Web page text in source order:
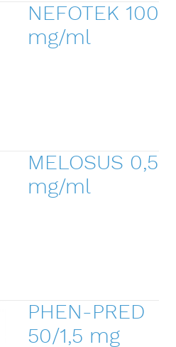
NEFOTEK 100
mg/ml
MELOSUS 0,5
mg/ml
PHEN-PRED
50/1,5 mg